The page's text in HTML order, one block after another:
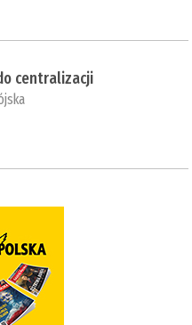
centralizacji